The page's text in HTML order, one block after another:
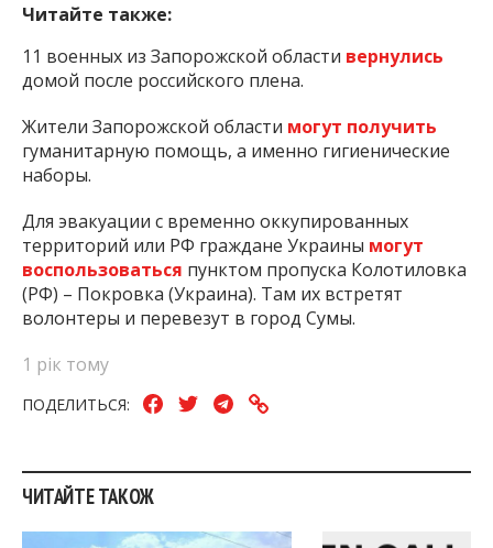
Читайте также:
11 военных из Запорожской области вернулись
домой после российского плена.
Жители Запорожской области могут получить
гуманитарную помощь, а именно гигиенические
наборы.
Для эвакуации с временно оккупированных
территорий или РФ граждане Украины могут
воспользоваться пунктом пропуска Колотиловка
(РФ) – Покровка (Украина). Там их встретят
волонтеры и перевезут в город Сумы.
1 рік тому
ПОДЕЛИТЬСЯ:
ЧИТАЙТЕ ТАКОЖ